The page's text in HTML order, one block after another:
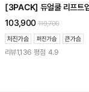
[3PACK] 듀얼쿨 리프트
103,900 119,700
리뷰1,136 평점 4.9